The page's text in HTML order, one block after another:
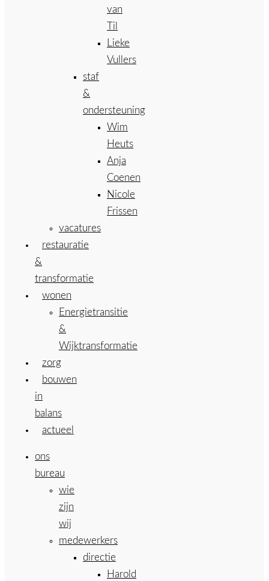
van
Til
Lieke
Vullers
staf
&
ondersteuning
Wim
Heuts
Anja
Coenen
Nicole
Frissen
vacatures
restauratie
&
transformatie
wonen
Energietransitie
&
Wijktransformatie
zorg
bouwen
in
balans
actueel
ons
bureau
wie
zijn
wij
medewerkers
directie
Harold